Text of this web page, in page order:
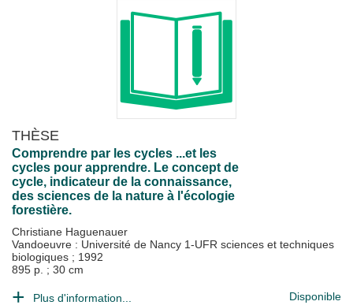
THÈSE
Comprendre par les cycles ...et les
cycles pour apprendre. Le concept de
cycle, indicateur de la connaissance,
des sciences de la nature à l'écologie
forestière.
Christiane Haguenauer
Vandoeuvre : Université de Nancy 1-UFR sciences et techniques
biologiques ; 1992
895 p. ; 30 cm
Plus d'information... Disponible